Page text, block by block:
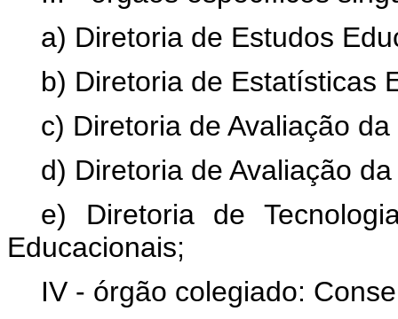
a) Diretoria de Estudos
b) Diretoria de Estatísticas
c) Diretoria de Avaliação
d) Diretoria de Avaliação
e) Diretoria de
Educacionais;
IV - órgão colegiado: